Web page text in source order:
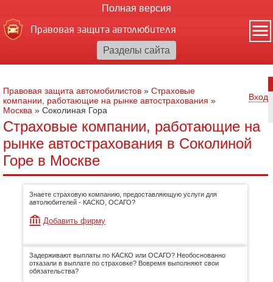
Полная версия
Правовая защита автолюбителя
Правовая защита автомобилистов » Страховые
компании, работающие на рынке автострахования »
Москва » Соколиная Гора
Вход
Страховые компании, работающие на
рынке автострахования в Соколиной
Горе в Москве
Знаете страховую компанию, предоставляющую услуги для
автолюбителей - КАСКО, ОСАГО?
Добавить фирму
Задерживают выплаты по КАСКО или ОСАГО? Необоснованно
отказали в выплате по страховке? Вовремя выполняют свои
обязательства?